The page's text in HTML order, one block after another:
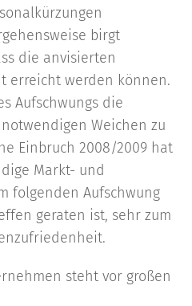
birgt
die anvisierten
erreicht werden können.
Aufschwungs die
Weichen zu
Einbruch 2008/2009 hat
Markt- und
folgenden Aufschwung
geraten ist, sehr zum
steht vor großen